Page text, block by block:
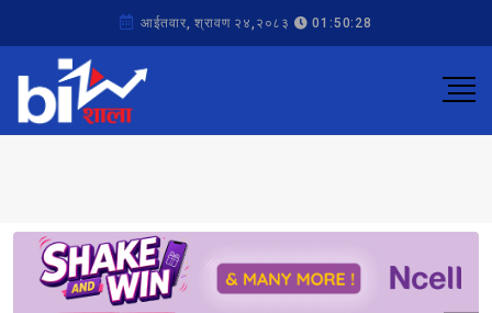
आईतवार, श्रावण २४,२०८३ 01:50:28